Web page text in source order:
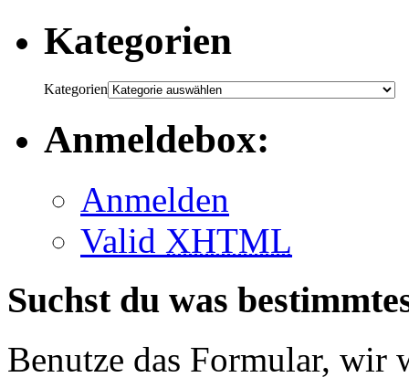
Kategorien
Kategorien
Anmeldebox:
Anmelden
Valid XHTML
Suchst du was
Benutze das Formular, wir